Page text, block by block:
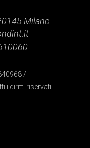
Milano
/
i diritti riservati.